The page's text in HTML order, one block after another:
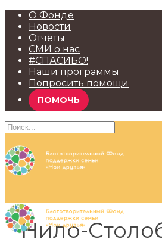
О Фонде
Новости
Отчёты
СМИ о нас
#СПАСИБО!
Наши программы
Попросить помощи
ПОМОЧЬ
Нило-